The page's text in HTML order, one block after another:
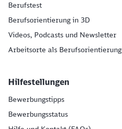
Berufstest
Berufsorientierung in 3D
Videos, Podcasts und Newsletter
Arbeitsorte als Berufsorientierung
Hilfestellungen
Bewerbungstipps
Bewerbungsstatus